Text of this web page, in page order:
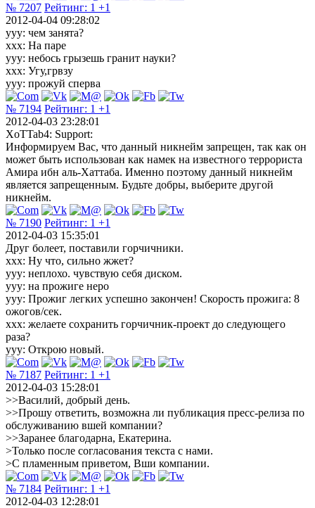
№ 7207 Рейтинг: 1 +1
2012-04-04 09:28:02
yyy: чем занята?
xxx: На паре
yyy: небось грызешь гранит науки?
xxx: Угу,грвзу
yyy: прожуй сперва
№ 7194 Рейтинг: 1 +1
2012-04-03 23:28:01
XoTTab4: Support:
Информируем Вас, что данный никнейм запрещен, так как он
может быть использован как намек на известного террориста
Амира ибн аль-Хаттаба. Именно поэтому данный никнейм
является запрещенным. Будьте добры, выберите другой
никнейм.
№ 7190 Рейтинг: 1 +1
2012-04-03 15:35:01
Друг болеет, поставили горчичники.
ххх: Ну что, сильно жжет?
ууу: неплохо. чувствую себя диском.
ууу: на прожиге неро
ууу: Прожиг легких успешно закончен! Скорость прожига: 8
ожогов/сек.
ххх: желаете сохранить горчичник-проект до следующего
раза?
ууу: Открою новый.
№ 7187 Рейтинг: 1 +1
2012-04-03 15:28:01
>>Василий, добрый день.
>>Прошу ответить, возможна ли публикация пресс-релиза по
обслуживанию вшей компании?
>>Заранее благодарна, Екатерина.
>Только после согласования текста с нами.
>С пламенным приветом, Вши компании.
№ 7184 Рейтинг: 1 +1
2012-04-03 12:28:01